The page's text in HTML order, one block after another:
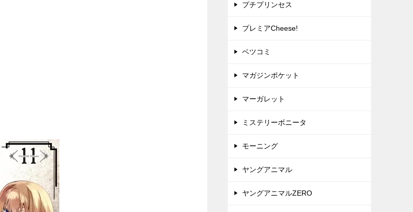
プチプリンセス
プレミアCheese!
ベツコミ
マガジンポケット
マーガレット
ミステリーボニータ
モーニング
ヤングアニマル
ヤングアニマルZERO